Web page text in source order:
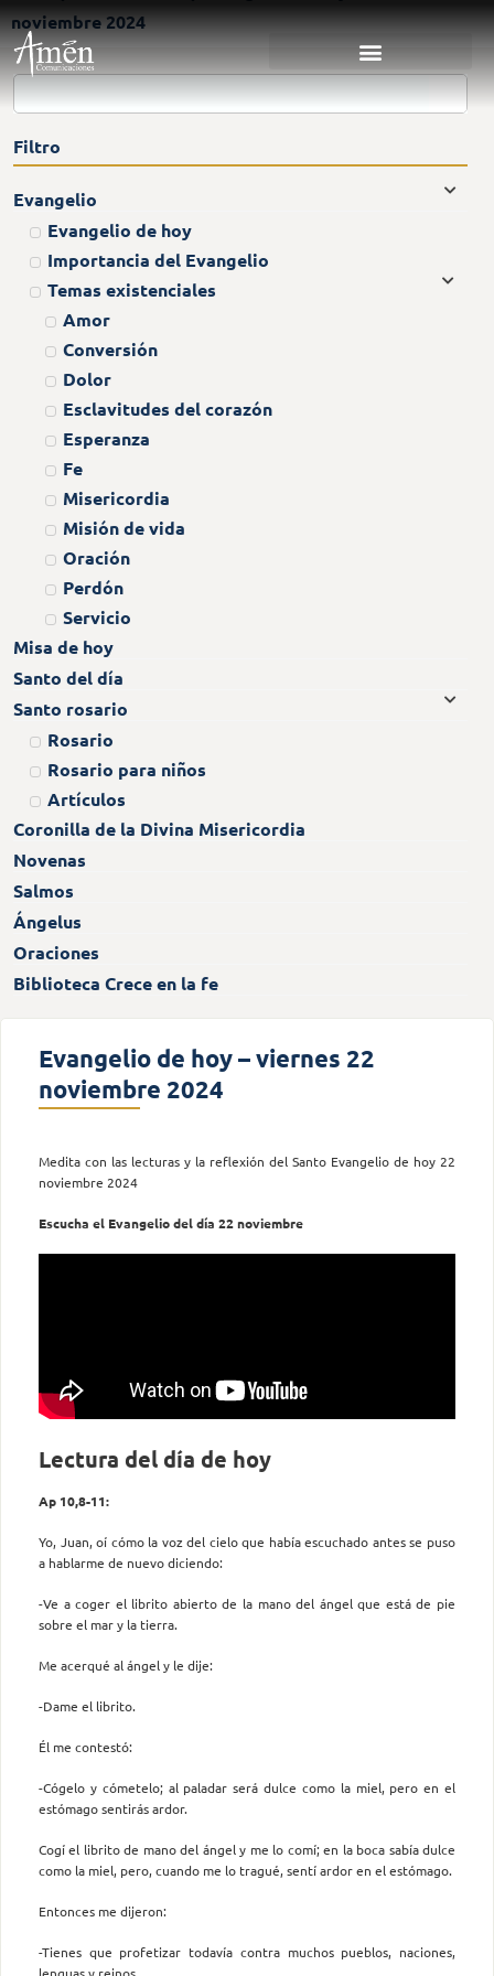
noviembre 2024
Filtro
Evangelio
Evangelio de hoy
Importancia del Evangelio
Temas existenciales
Amor
Conversión
Dolor
Esclavitudes del corazón
Esperanza
Fe
Misericordia
Misión de vida
Oración
Perdón
Servicio
Misa de hoy
Santo del día
Santo rosario
Rosario
Rosario para niños
Artículos
Coronilla de la Divina Misericordia
Novenas
Salmos
Ángelus
Oraciones
Biblioteca Crece en la fe
Evangelio de hoy – viernes 22
noviembre 2024
Medita con las lecturas y la reflexión del Santo Evangelio de hoy 22
noviembre 2024
Escucha el Evangelio del día 22 noviembre
Lectura del día de hoy
Ap 10,8-11:
Yo, Juan, oí cómo la voz del cielo que había escuchado antes se puso
a hablarme de nuevo diciendo:
-Ve a coger el librito abierto de la mano del ángel que está de pie
sobre el mar y la tierra.
Me acerqué al ángel y le dije:
-Dame el librito.
Él me contestó:
-Cógelo y cómetelo; al paladar será dulce como la miel, pero en el
estómago sentirás ardor.
Cogí el librito de mano del ángel y me lo comí; en la boca sabía dulce
como la miel, pero, cuando me lo tragué, sentí ardor en el estómago.
Entonces me dijeron:
-Tienes que profetizar todavía contra muchos pueblos, naciones,